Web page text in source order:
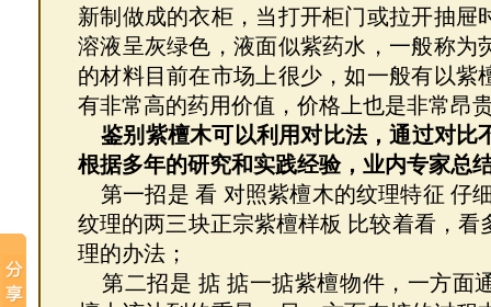
新制做成的衣柜，当打开柜门或拉开抽屉
溶液呈灰绿色，液面似紫药水，一般称为
的材料目前在市场上很少，如一般有以紫
有非常高的药用价值，价格上也是非常昂
鉴别紫檀木可以利用对比法，通过对比
根据多年的研究和实践经验，业内专家总
第一招是 看 对照紫檀木的纹理特征 仔
纹理的两三块正宗紫檀样板 比较着看，看
理的办法；
第二招是 掂 掂一掂紫檀物件，一方面